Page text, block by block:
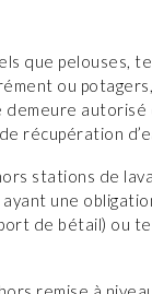
que pelouses,
ou
demeure autorisé
récupération
stations de
une
de bétail) ou